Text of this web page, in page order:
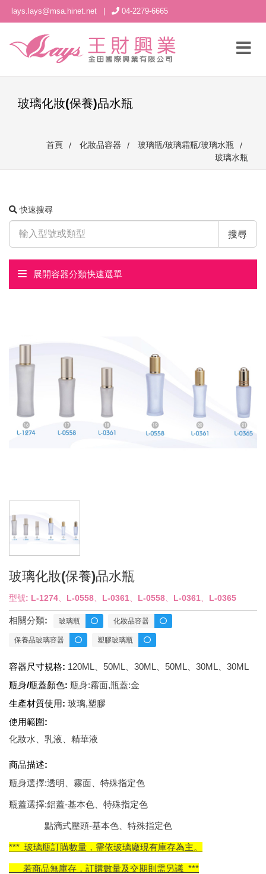
lays.lays@msa.hinet.net 04-2279-6665
玻璃化妝(保養)品水瓶
首頁 化妝品容器
玻璃瓶/玻璃霜瓶/玻璃水瓶
玻璃水瓶
快速搜尋
搜尋
展開容器分類快速選單
玻璃化妝(保養)品水瓶
型號: L-1274、L-0558、L-0361、L-0558、L-0361、L-0365
相關分類: 玻璃瓶 化妝品容器
保養品玻璃容器 塑膠玻璃瓶
容器尺寸規格: 120ML、50ML、30ML、50ML、30ML、30ML
瓶身/瓶蓋顏色: 瓶身:霧面,瓶蓋:金
生產材質使用: 玻璃,塑膠
使用範圍:
化妝水、乳液、精華液
商品描述:
瓶身選擇:透明、霧面、特殊指定色
瓶蓋選擇:鋁蓋-基本色、特殊指定色
點滴式壓頭-基本色、特殊指定色
*** 玻璃瓶訂購數量，需依玻璃廠現有庫存為主。
若商品無庫存，訂購數量及交期則需另議 ***